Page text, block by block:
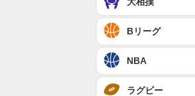
Bリーグ
NBA
ラグビー